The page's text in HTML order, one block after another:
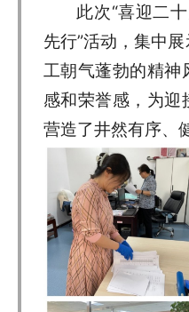
此次“喜迎二
先行”活动，集中
工朝气蓬勃的精神
感和荣誉感，为迎
营造了井然有序、